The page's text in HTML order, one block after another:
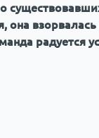
она
радуется